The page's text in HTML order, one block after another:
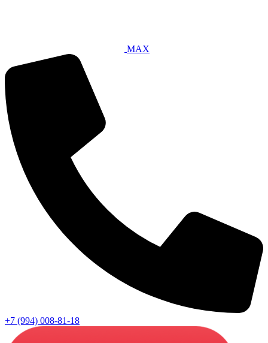
MAX
+7 (994) 008-81-18